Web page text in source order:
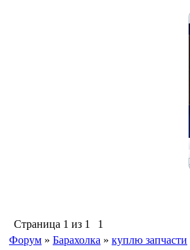
Страница 1 из 1
1
Форум » Барахолка » куплю запчасти